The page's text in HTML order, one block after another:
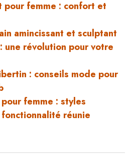
pour femme : confort et
amincissant et sculptant
une révolution pour votre
: conseils mode pour
femme : styles
réunie